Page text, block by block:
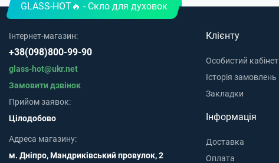
GLASS-HOT🔥 - Скло для духовок
Інтернет-магазин:
+38(098)800-99-90
glass-hot@ukr.net
Замовити дзвінок
Прийом заявок:
Цілодобово
Адреса магазину:
м. Дніпро, Мандриківський провулок, 2
Клієнту
Особистий кабінет
Історія замовлень
Закладки
Інформація
Доставка
Оплата